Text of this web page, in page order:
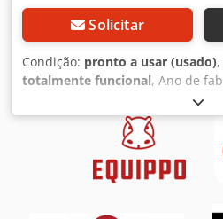
Solicitar
Condição: pronto a usar (usado)
totalmente funcional, Ano de
,
altura de elevação:8 000 mm,
triplex ,
comprimento do garfo:2 400 mm
percentagem , peso total: 16 500
garfo retrátil, garfos para